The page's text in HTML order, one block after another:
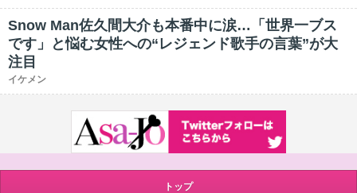
Snow Man佐久間大介も本番中に涙…「世界一ブス
です」と悩む女性への“レジェンド歌手の言葉”が大
注目
イケメン
トップ